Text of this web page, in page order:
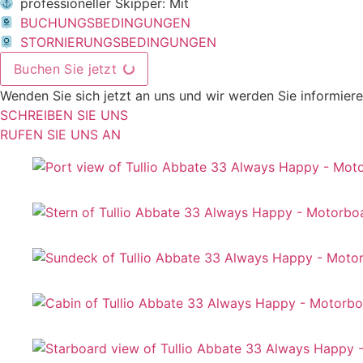
professioneller Skipper: Mit
BUCHUNGSBEDINGUNGEN
STORNIERUNGSBEDINGUNGEN
Buchen Sie jetzt
Wenden Sie sich jetzt an uns und wir werden Sie
SCHREIBEN SIE UNS
RUFEN SIE UNS AN